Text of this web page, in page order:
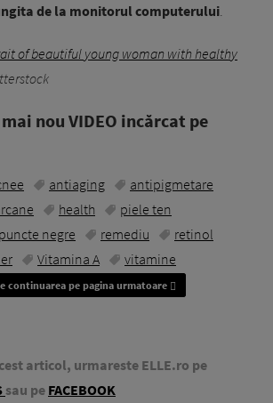
de la monitorul computerului
of beautiful young woman with healthy
nou VIDEO incărcat pe
antiaging
antipigmetare
health
piele ten
puncte negre remediu
retinol
Vitamina A vitamine
continuarea pe pagina urmatoare
articol, urmareste ELLE.ro pe
sau pe FACEBOOK